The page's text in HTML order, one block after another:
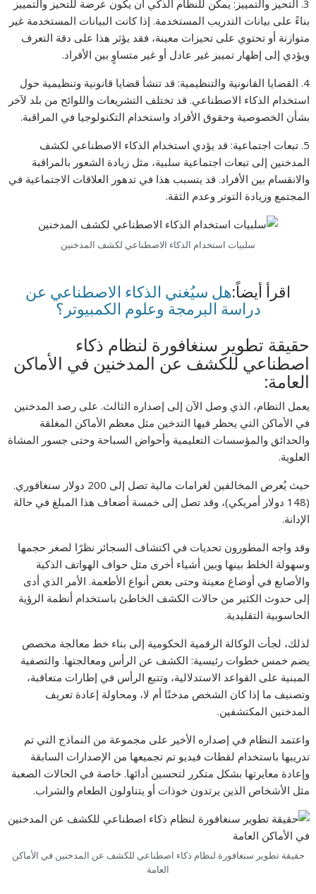
3. التحيز والتمييز: يمكن للنظام الذكي أن يكون عرضة للتحيز والتمييز
بناءً على بيانات التدريب المستخدمة. إذا كانت البيانات المستخدمة غير
متوازنة أو تحتوي على تحيزات معينة، فقد يؤثر هذا على دقة التعرف
ويؤدي إلى إظهار تمييز غير عادل أو غير متساوٍ بين الأفراد.
4. القضايا القانونية والتنظيمية: قد تنشأ قضايا قانونية وتنظيمية حول
استخدام الذكاء الاصطناعي. قد تختلف التشريعات واللوائح من بلد لآخر
بشأن الخصوصية وحقوق الأفراد واستخدام التكنولوجيا في المراقبة.
5. تبعات اجتماعية: قد يؤدي استخدام الذكاء الاصطناعي لكشف
المدخنين إلى تبعات اجتماعية سلبية، مثل زيادة الشعور بالمراقبة
والانقسام بين الأفراد. قد يتسبب هذا في تدهور العلاقات الاجتماعية في
المجتمع وزيادة التوتر وعدم الثقة.
سلبيات استخدام الذكاء الاصطناعي لكشف المدخنين
اقرأ أيضاً:هل سيُغني الذكاء الاصطناعي عن
دراسة البرمجة وعلوم الكمبيوتر؟
حقيقة تطوير سنغافورة لنظام ذكاء
اصطناعي للكشف عن المدخنين في الأماكن
العامة:
يعمل النظام، الذي وصل الآن إلى إصداره الثالث. على رصد المدخنين
في الأماكن التي يحظر فيها التدخين مثل معظم الأماكن المغلقة
والحدائق والمؤسسات التعليمية وأحواض السباحة وحتى جسور المشاة
العلوية.
حيث يُعرض المخالفين لغرامات مالية تصل إلى 200 دولار سنغافوري.
(148 دولار أمريكي)، وقد تصل إلى خمسة أضعاف هذا المبلغ في حالة
الإدانة.
وقد واجه المطورون تحديات في اكتشاف السجائر نظرًا لصغر حجمها
وسهولة الخلط بينها وبين أشياء أخرى مثل حواف الهواتف الذكية
والأصابع في أوضاع معينة وحتى بعض أنواع الأطعمة. الأمر الذي أدى
إلى حدوث الكثير من حالات الكشف الخاطئ باستخدام أنظمة الرؤية
الحاسوبية التقليدية.
لذلك، لجأت الوكالة الرقمية الحكومية إلى بناء خط معالجة مخصص
يضم خمس خطوات رئيسية: الكشف عن الرأس ومعالجتها. والتصفية
المبنية على القواعد الاستدلالية، وتتبع الرأس في إطارات متعاقبة،
وتصنيف ما إذا كان الشخص مدخنًا أم لا، ومحاولة إعادة تعريف
المدخنين المكتشفين.
واعتمد النظام في إصداره الأخير على مجموعة من النماذج التي تم
تدريبها باستخدام لقطات فيديو تم تجميعها من الإصدارات السابقة
وإعادة معايرتها بشكل متكرر لتحسين أدائها. خاصة في الحالات الصعبة
مثل الأشخاص الذين يرتدون خوذات أو يتناولون الطعام والشراب.
حقيقة تطوير سنغافورة لنظام ذكاء اصطناعي للكشف عن المدخنين في الأماكن
العامة